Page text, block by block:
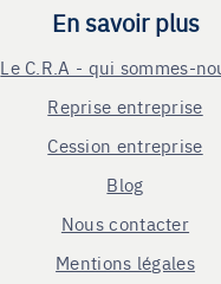
En savoir plus
Le C.R.A - qui sommes-
Reprise entreprise
Cession entreprise
Blog
Nous contacter
Mentions légales